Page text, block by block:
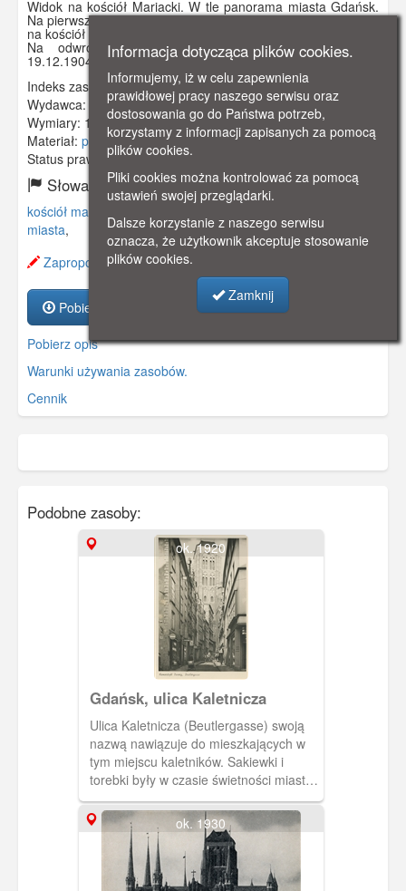
Widok na kościół Mariacki. W tle panorama miasta Gdańsk.
Na pierwszym planie dachy kamienic. Prawdopodobnie widok
na kościół z wieży Ratusza Głównego Miasta.
Na odwrocie pocztówki pieczątka pocztowa z datą
19.12.1904 r.
Indeks zasobu:GSP02169
Wydawca:
Dr. Trenkler Co., Leipzig
Wymiary: 140 x 90 mm
Materiał: pocztówka
Status prawny:Użycie Niekomercyjne
Słowa kluczowe:
kościół mariacki
miasta,
Zaproponuj zmianę opisu.
Pobierz zasób
Pobierz opis
Warunki używania zasobów.
Cennik
Podobne zasoby:
ok. 1920
Gdańsk, ulica Kaletnicza
Ulica Kaletnicza (Beutlergasse) swoją
nazwą nawiązuje do mieszkających w
tym miejscu kaletników. Sakiewki i
torebki były w czasie świetności miasta
poszukiwanym towarem.
ok. 1930
Informacja dotycząca plików cookies.
Informujemy, iż w celu zapewnienia
prawidłowej pracy naszego serwisu oraz
dostosowania go do Państwa potrzeb,
korzystamy z informacji zapisanych za pomocą
plików cookies.
Pliki cookies można kontrolować za pomocą
ustawień swojej przeglądarki.
Dalsze korzystanie z naszego serwisu
oznacza, że użytkownik akceptuje stosowanie
plików cookies.
Zamknij